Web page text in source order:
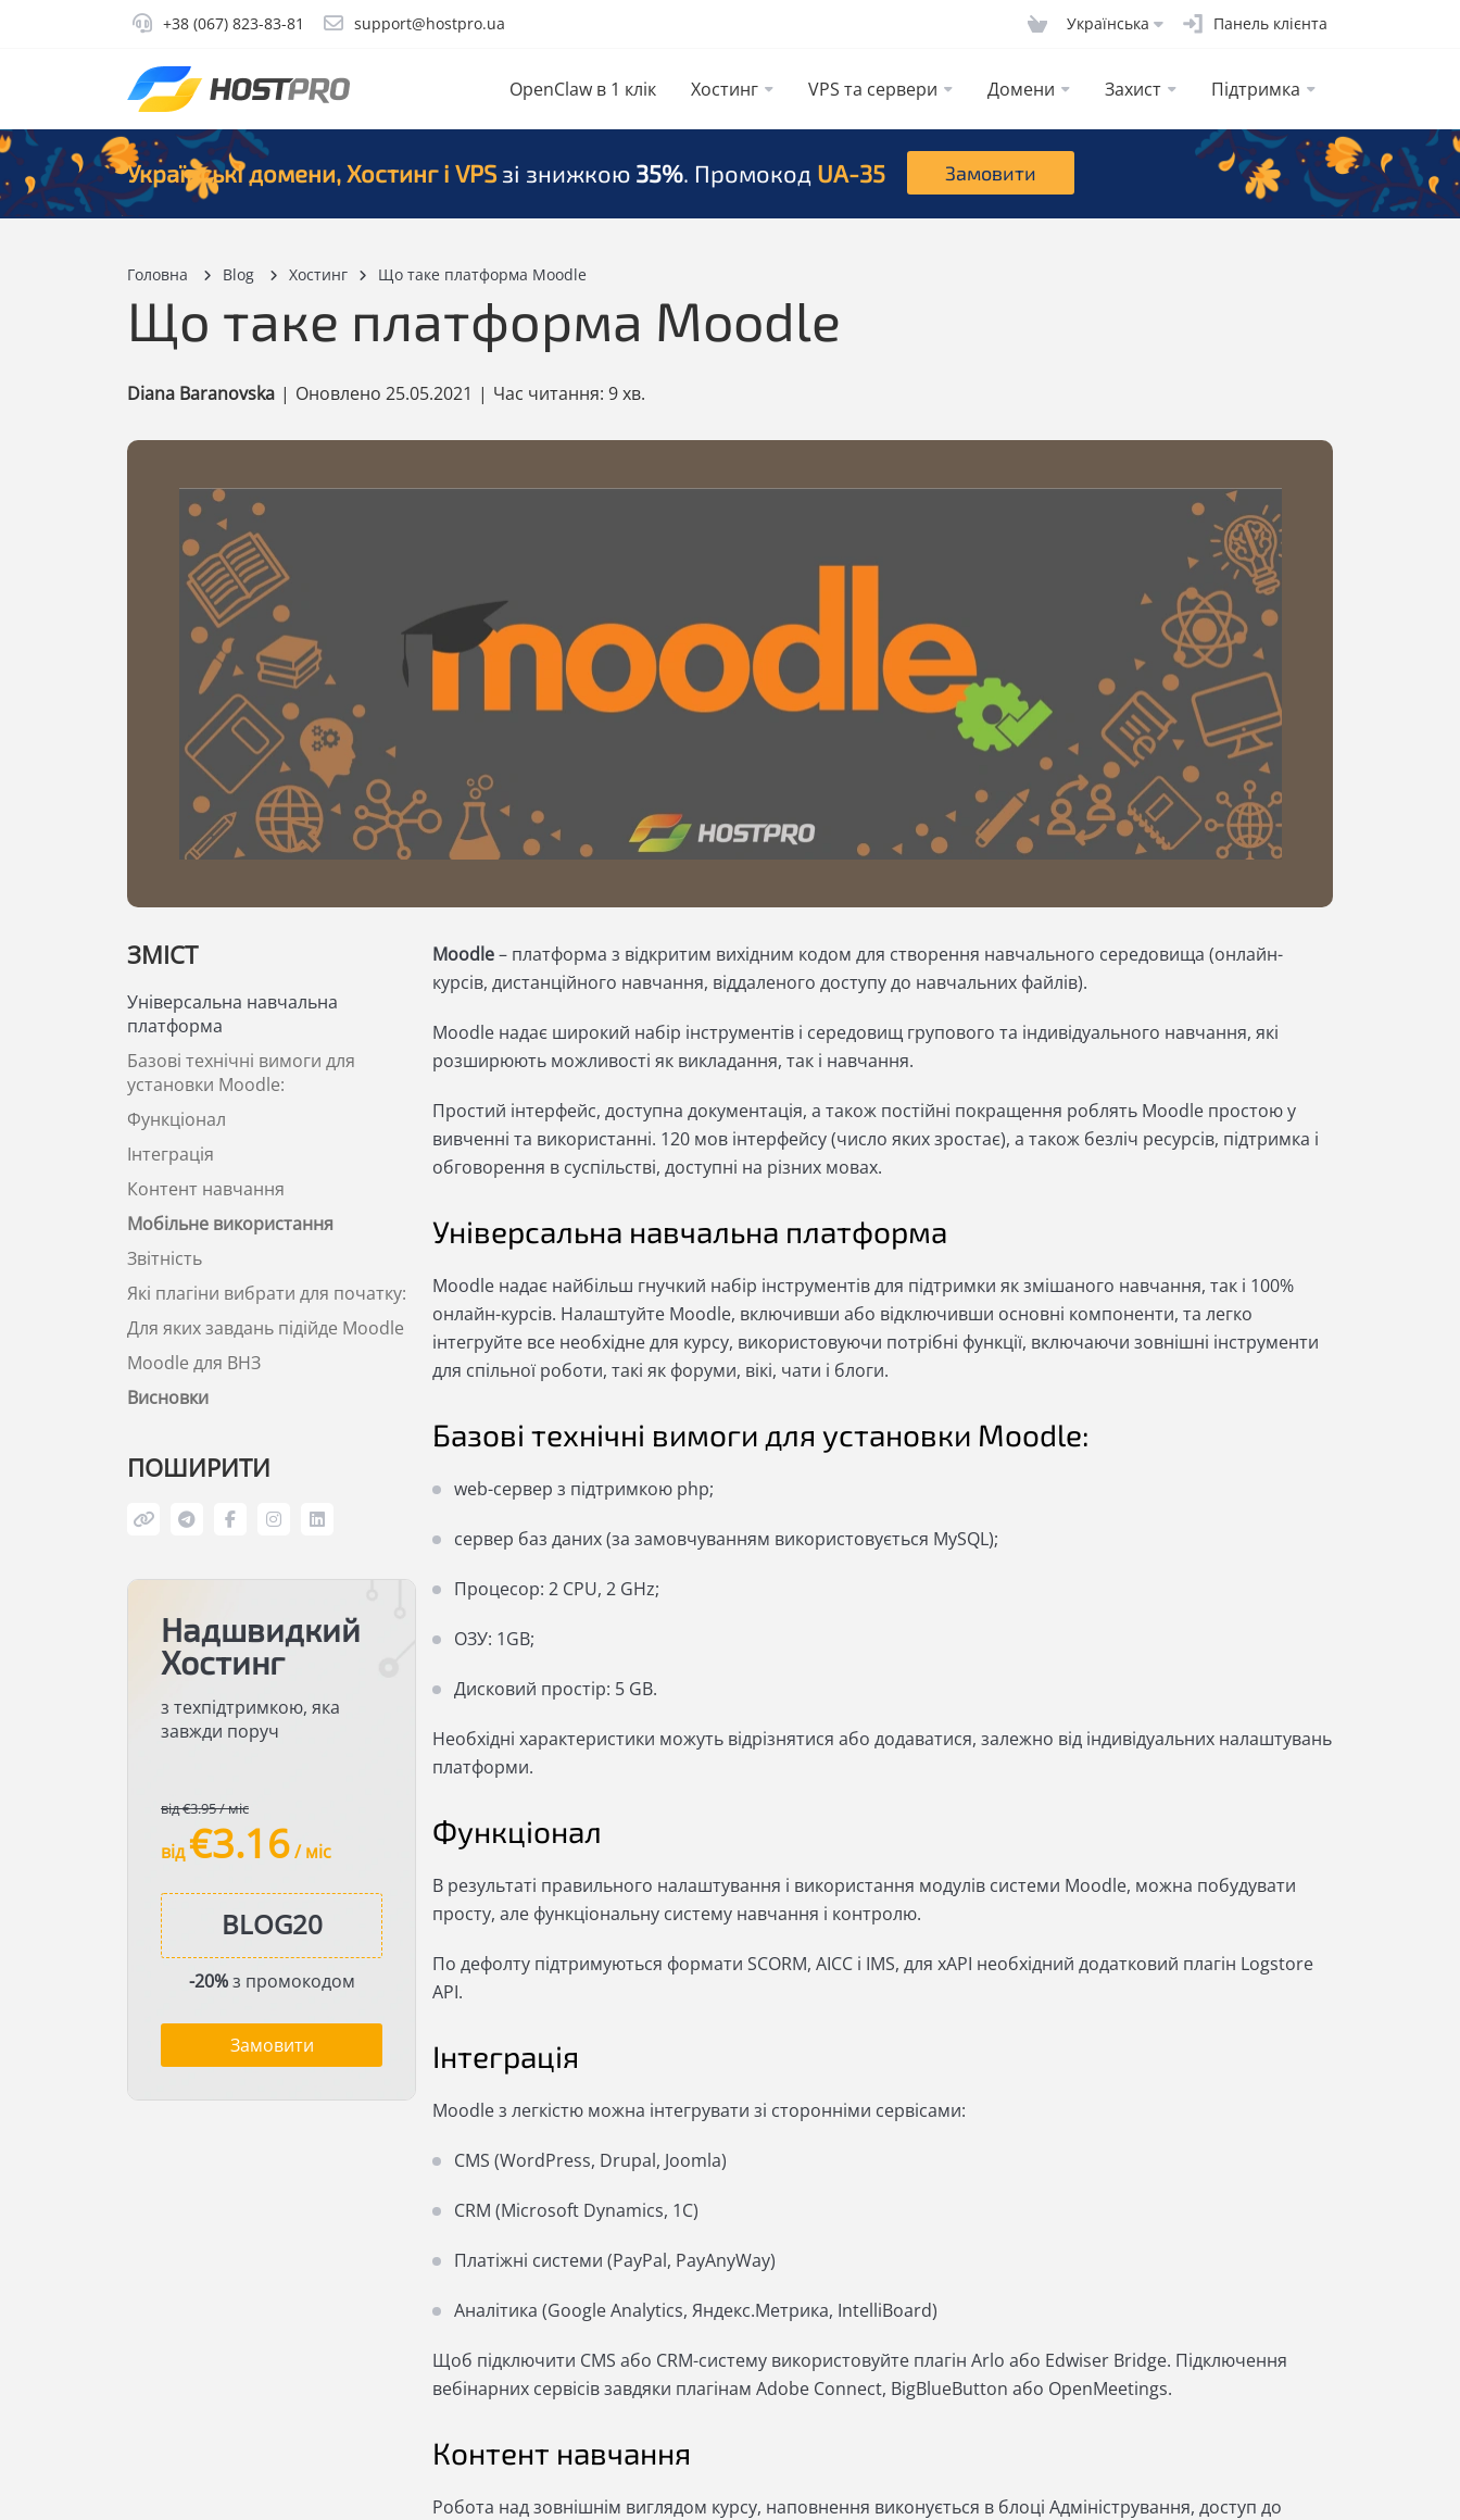
+38 (067) 823-83-81 support@hostpro.ua Українська Панель клієнта
OpenClaw в 1 клік Хостинг VPS та сервери Домени Захист Підтримка
Українські домени, Хостинг і VPS зі знижкою 35%. Промокод UA-35 Замовити
Головна Blog Хостинг Що таке платформа Moodle
Що таке платформа Moodle
Diana Baranovska | Оновлено 25.05.2021 | Час читання: 9 хв.
ЗМІСТ
Універсальна навчальна
платформа
Базові технічні вимоги для
установки Moodle:
Функціонал
Інтеграція
Контент навчання
Мобільне використання
Звітність
Які плагіни вибрати для початку:
Для яких завдань підійде Moodle
Moodle для ВНЗ
Висновки
ПОШИРИТИ
Надшвидкий
Хостинг
з техпідтримкою, яка
завжди поруч
від €3.95 / міс
від€3.16/ міс
-20%з промокодом
Замовити
Moodle– платформа з відкритим вихідним кодом для створення навчального середовища (онлайн-
курсів, дистанційного навчання, віддаленого доступу до навчальних файлів).
Moodle надає широкий набір інструментів і середовищ групового та індивідуального навчання, які
розширюють можливості як викладання, так і навчання.
Простий інтерфейс, доступна документація, а також постійні покращення роблять Moodle простою у
вивченні та використанні. 120 мов інтерфейсу (число яких зростає), а також безліч ресурсів, підтримка і
обговорення в суспільстві, доступні на різних мовах.
Універсальна навчальна платформа
Moodle надає найбільш гнучкий набір інструментів для підтримки як змішаного навчання, так і 100%
онлайн-курсів. Налаштуйте Moodle, включивши або відключивши основні компоненти, та легко
інтегруйте все необхідне для курсу, використовуючи потрібні функції, включаючи зовнішні інструменти
для спільної роботи, такі як форуми, вікі, чати і блоги.
Базові технічні вимоги для установки Moodle:
web-сервер з підтримкою php;
сервер баз даних (за замовчуванням використовується MySQL);
Процесор: 2 CPU, 2 GHz;
ОЗУ: 1GB;
Дисковий простір: 5 GB.
Необхідні характеристики можуть відрізнятися або додаватися, залежно від індивідуальних налаштувань
платформи.
Функціонал
В результаті правильного налаштування і використання модулів системи Moodle, можна побудувати
просту, але функціональну систему навчання і контролю.
По дефолту підтримуються формати SCORM, AICC і IMS, для xAPI необхідний додатковий плагін Logstore
API.
Інтеграція
Moodle з легкістю можна інтегрувати зі сторонніми сервісами:
CMS (WordPress, Drupal, Joomla)
CRM (Microsoft Dynamics, 1C)
Платіжні системи (PayPal, PayAnyWay)
Аналітика (Google Analytics, Яндекс.Метрика, IntelliBoard)
Щоб підключити CMS або CRM-систему використовуйте плагін Arlo або Edwiser Bridge. Підключення
вебінарних сервісів завдяки плагінам Adobe Connect, BigBlueButton або OpenMeetings.
Контент навчання
Робота над зовнішнім виглядом курсу, наповнення виконується в блоці Адміністрування, доступ до